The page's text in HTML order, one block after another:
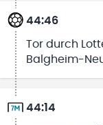
44:46
Tor durch
Balgheim-
44:14